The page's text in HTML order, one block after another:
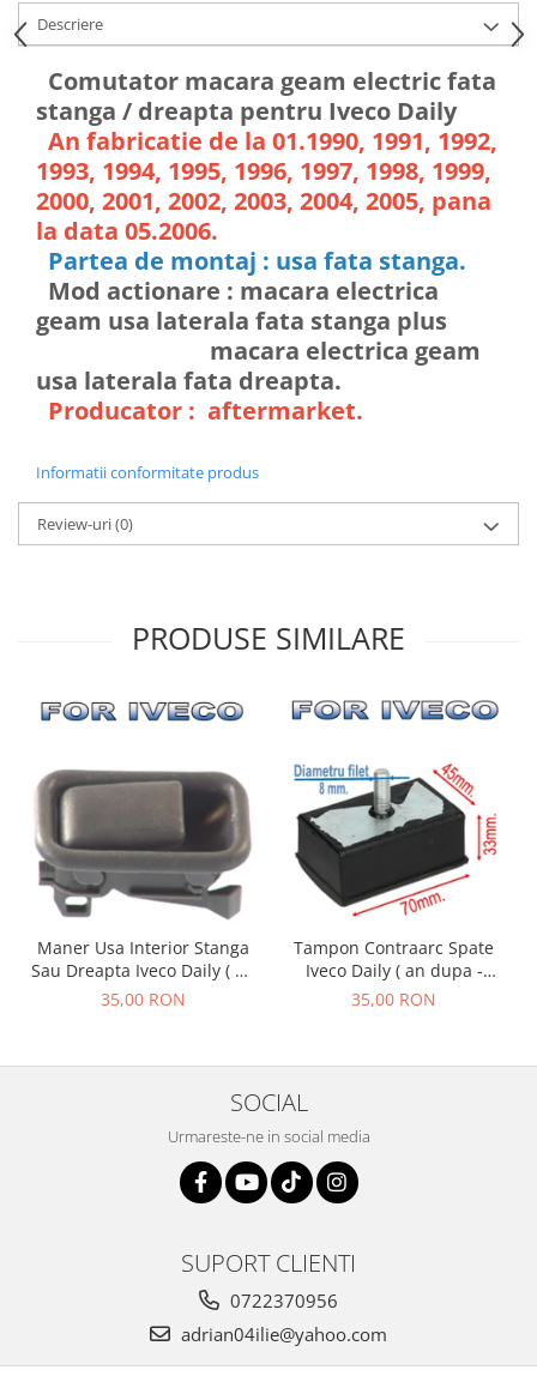
Descriere
Comutator macara geam electric fata
stanga / dreapta pentru Iveco Daily
An fabricatie de la 01.1990, 1991, 1992,
1993, 1994, 1995, 1996, 1997, 1998, 1999,
2000, 2001, 2002, 2003, 2004, 2005, pana
la data 05.2006.
Partea de montaj : usa fata stanga.
Mod actionare : macara electrica
geam usa laterala fata stanga plus
macara electrica geam
usa laterala fata dreapta.
Producator : aftermarket.
Informatii conformitate produs
Review-uri(0)
PRODUSE SIMILARE
Maner Usa Interior Stanga
Sau Dreapta Iveco Daily ( an
01.1990 - 05.1999 )
35,00 RON
Tampon Contraarc Spate
Iveco Daily ( an dupa -
01.1990 ) M1.1
35,00 RON
SOCIAL
Urmareste-ne in social media
SUPORT CLIENTI
0722370956
adrian04ilie@yahoo.com